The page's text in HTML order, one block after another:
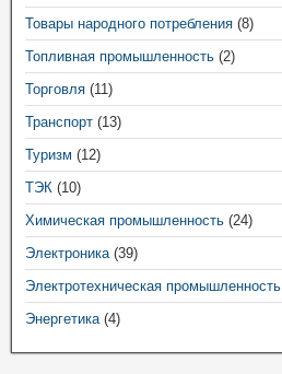
Товары народного потребления (8)
Топливная промышленность (2)
Торговля (11)
Транспорт (13)
Туризм (12)
ТЭК (10)
Химическая промышленность (24)
Электроника(39)
Электротехническая промышленность
Энергетика(4)